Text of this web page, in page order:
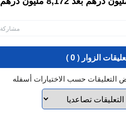
مشاركة
الزوار ( 0 )
التعليقات حسب الاختيارات أسفله